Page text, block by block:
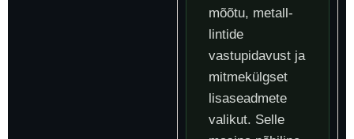
mõõtu, metall-
lintide
vastupidavust ja
mitmekülgset
lisaseadmete
valikut. Selle